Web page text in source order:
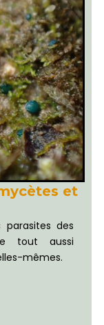
et
parasites des
tout aussi
mêmes.